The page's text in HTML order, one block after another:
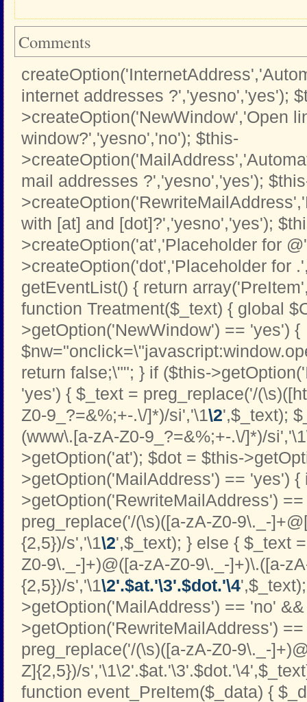
Comments
internet addresses ?','yesno','yes');
>createOption('NewWindow','Open
window?','yesno','no'); $this-
mail addresses ?','yesno','yes');
with [at] and [dot]?','yesno','yes');
>createOption('at','Placeholder for
>createOption('dot','Placeholder for
getEventList() { return
function Treatment($_text) { global
>getOption('NewWindow') == 'yes') {
return false;\""; } if ($this-
'yes') { $_text = preg_replace('/
Z0-9_?=&%;+-.\/]*)/si','\1\2',$_text);
(www\.[a-zA-Z0-9_?=&%;+-.\/]*)/si','\1
>getOption('at'); $dot = $this-
>getOption('MailAddress') == 'yes') {
>getOption('RewriteMailAddress')
preg_replace('/(\s)([a-zA-Z0-9\._-
{2,5})/s','\1\2',$_text); } else { $_text
Z0-9\._-]+)@([a-zA-Z0-9\._-]+)\.([a-
{2,5})/s','\1\2'.$at.'\3'.$dot.'\4
>getOption('MailAddress') == 'no'
>getOption('RewriteMailAddress')
preg_replace('/(\s)([a-zA-Z0-9\._-
Z]{2,5})/
function event_PreItem($_data) {